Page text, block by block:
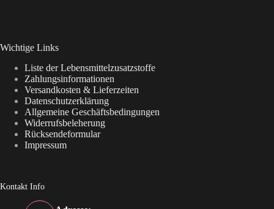
Wichtige Links
Liste der Lebensmittelzusatzstoffe
Zahlungsinformationen
Versandkosten & Lieferzeiten
Datenschutzerklärung
Allgemeine Geschäftsbedingungen
Widerrufsbeleherung
Rücksendeformular
Impressum
Kontakt Info